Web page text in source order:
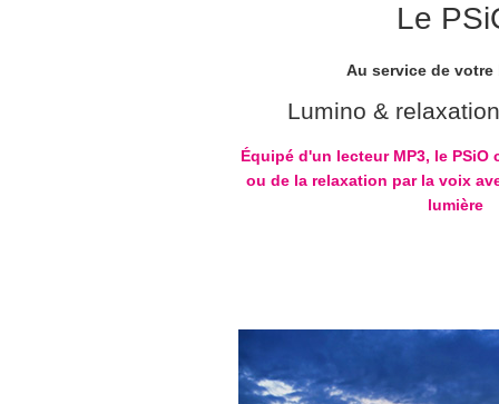
Le
Au service de votre
Lumino &
Équipé d'un lecteur MP3, le PSiO
ou de la relaxation par la voix
lumière